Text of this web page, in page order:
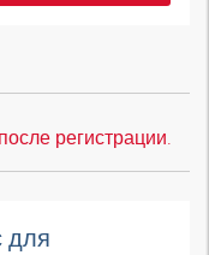
регистрации.
для